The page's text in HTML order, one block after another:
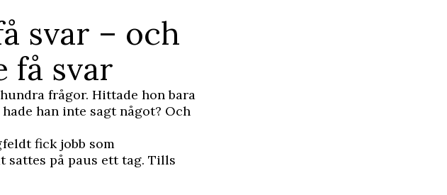
svar – och
få svar
frågor. Hittade hon bara
han inte sagt något? Och
fick jobb som
sattes på paus ett tag. Tills